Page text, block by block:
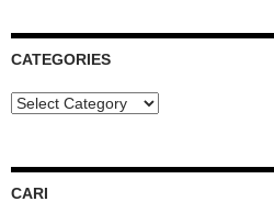
CATEGORIES
Categories
CARI